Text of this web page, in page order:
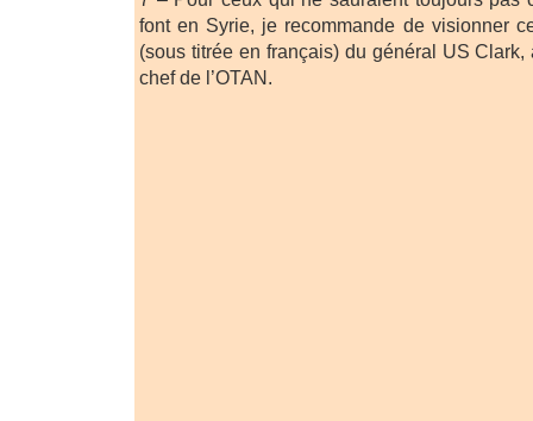
font en Syrie, je recommande de visionner
(sous titrée en français) du général US
chef de l’OTAN.